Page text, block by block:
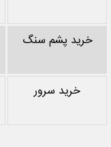
خرید پشم سنگ
خرید سرور